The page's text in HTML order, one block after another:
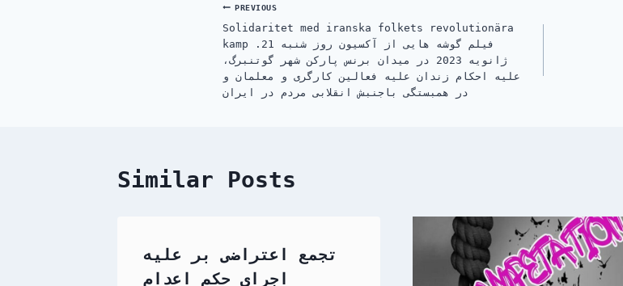
Post
navigation
PREVIOUS
Solidaritet med iranska folkets revolutionära
kamp .فیلم گوشه هایی از آکسیون روز شنبه 21
ژانویه 2023 در میدان برنس پارکن شهر گوتنبرگ،
علیه احکام زندان علیه فعالین کارگری و معلمان و
در همبستگی باجنبش انقلابی مردم در ایران
Similar Posts
تجمع اعتراضی بر علیه
اجرای حکم اعدام